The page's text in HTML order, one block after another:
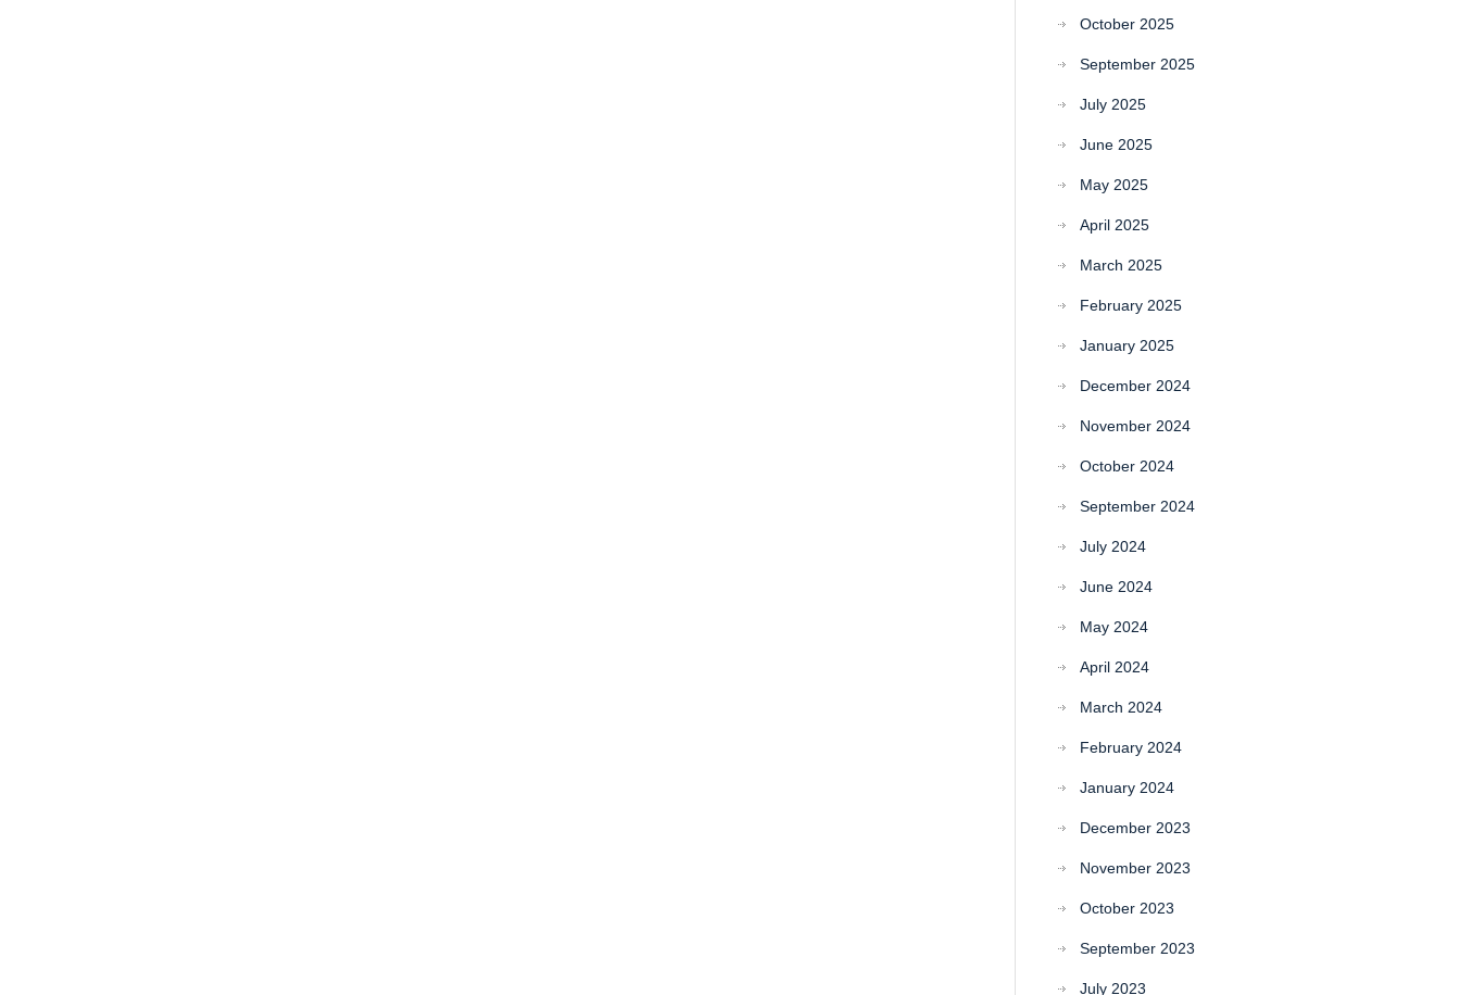
October 2025
September 2025
July 2025
June 2025
May 2025
April 2025
March 2025
February 2025
January 2025
December 2024
November 2024
October 2024
September 2024
July 2024
June 2024
May 2024
April 2024
March 2024
February 2024
January 2024
December 2023
November 2023
October 2023
September 2023
July 2023